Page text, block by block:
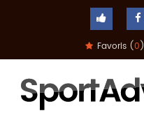
Favoris (0)
COMPARATEUR
CONSEILS